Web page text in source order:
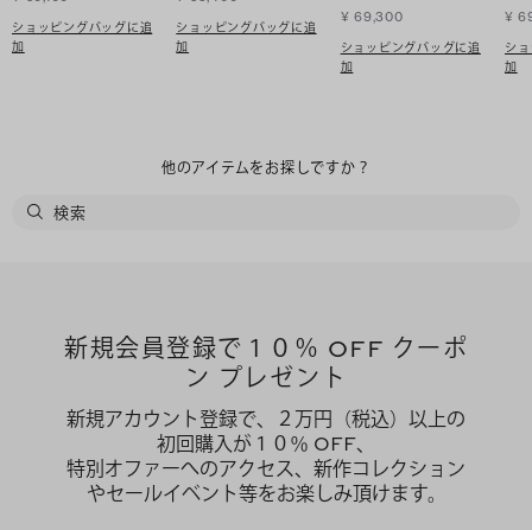
ショッピングバッグに追
加
ショッピングバッグに追
加
¥ 69,300
ショッピングバッグに追
加
¥
シ
加
他のアイテムをお探しですか？
新規会員登録で１０％ OFF クーポ
ン プレゼント
新規アカウント登録で、２万円（税込）以上の
初回購入が１０％ OFF、
特別オファーへのアクセス、新作コレクション
やセールイベント等をお楽しみ頂けます。